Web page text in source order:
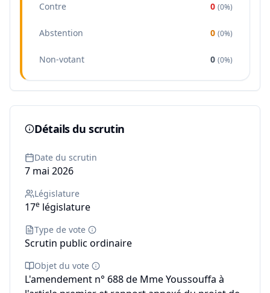
Contre 0 (0%)
Abstention 0 (0%)
Non-votant 0 (0%)
Détails du scrutin
Date du scrutin
7 mai 2026
Législature
17e législature
Type de vote
Scrutin public ordinaire
Objet du vote
L'amendement n° 688 de Mme Youssouffa à